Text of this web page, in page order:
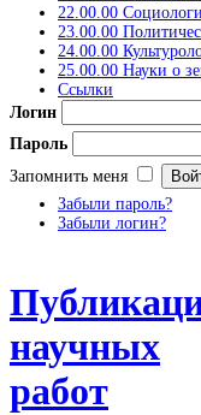
22.00.00
23.00.00
24.00.00
25.00.00 Науки о
Ссылки
Логин
Пароль
Запомнить меня
Забыли пароль?
Забыли логин?
научных
работ